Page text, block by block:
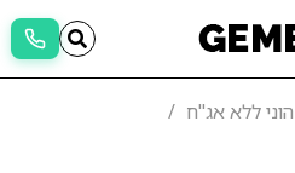
הוני ללא אג"ח